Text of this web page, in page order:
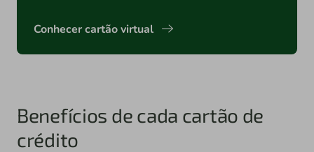
Conhecer cartão virtual
Benefícios de cada cartão de
crédito